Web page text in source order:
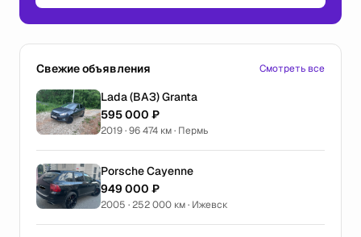
Свежие объявления Смотреть все
Lada (ВАЗ) Granta
595 000 ₽
2019 · 96 474 км · Пермь
Porsche Cayenne
949 000 ₽
2005 · 252 000 км · Ижевск